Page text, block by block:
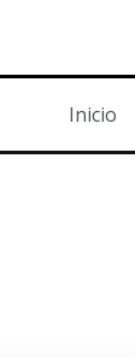
Inicio